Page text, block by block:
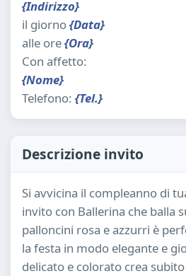
{Indirizzo}
il giorno{Data}
alle ore{Ora}
Con affetto:
{Nome}
Telefono: {Tel.}
Descrizione invito
Si avvicina il compleanno di
invito con Ballerina che balla
palloncini rosa e azzurri è
la festa in modo elegante e
delicato e colorato crea